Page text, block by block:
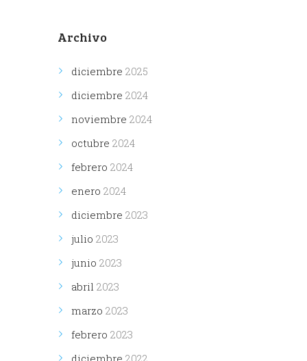
Archivo
diciembre 2025
diciembre 2024
noviembre 2024
octubre 2024
febrero 2024
enero 2024
diciembre 2023
julio 2023
junio 2023
abril 2023
marzo 2023
febrero 2023
diciembre 2022